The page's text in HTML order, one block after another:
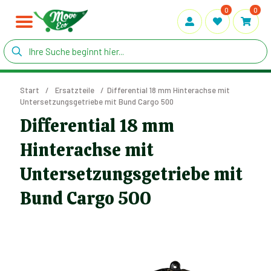
0 0
Start / Ersatzteile / Differential 18 mm Hinterachse mit
Untersetzungsgetriebe mit Bund Cargo 500
Differential 18 mm
Hinterachse mit
Untersetzungsgetriebe mit
Bund Cargo 500